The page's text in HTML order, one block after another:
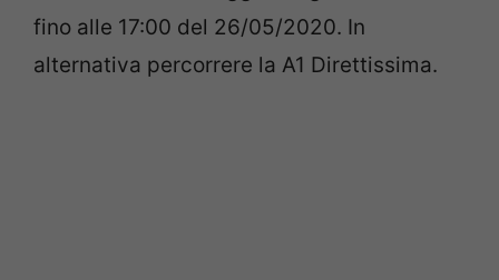
fino alle 17:00 del 26/05/2020. In
alternativa percorrere la A1 Direttissima.